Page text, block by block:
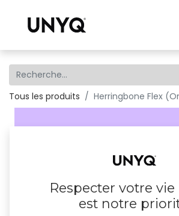
Tous les produits Herringbone Flex
Respecter votre
est notre